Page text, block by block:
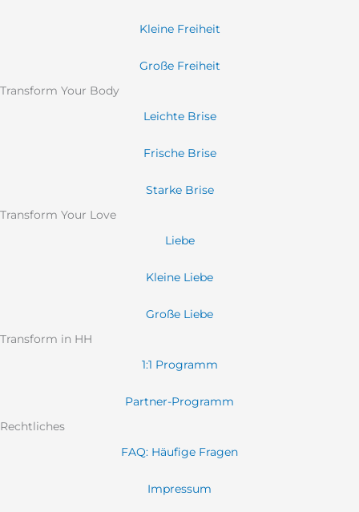
Kleine Freiheit
Große Freiheit
Transform Your Body
Leichte Brise
Frische Brise
Starke Brise
Transform Your Love
Liebe
Kleine Liebe
Große Liebe
Transform in HH
1:1 Programm
Partner-Programm
Rechtliches
FAQ: Häufige Fragen
Impressum